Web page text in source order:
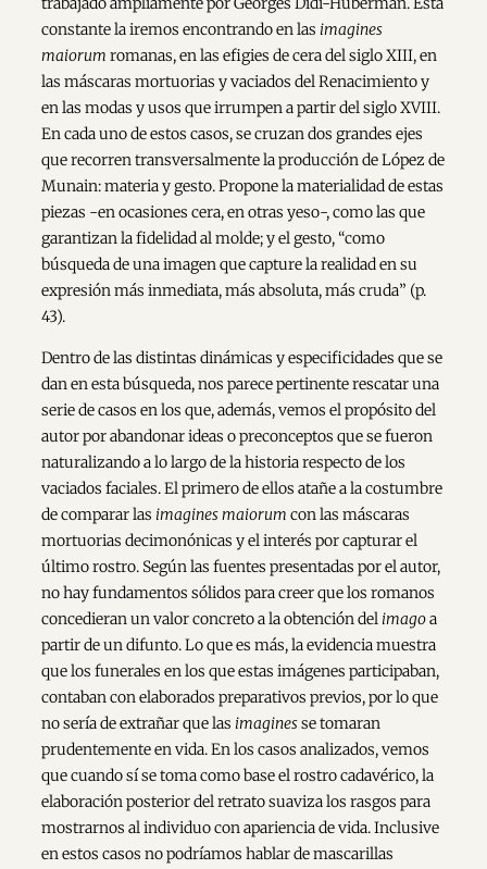
constante la iremos encontrando en las imagines
maiorum romanas, en las efigies de cera del siglo XIII, en
las máscaras mortuorias y vaciados del Renacimiento y
en las modas y usos que irrumpen a partir del siglo XVIII.
En cada uno de estos casos, se cruzan dos grandes ejes
que recorren transversalmente la producción de López de
Munain: materia y gesto. Propone la materialidad de estas
piezas -en ocasiones cera, en otras yeso-, como las que
garantizan la fidelidad al molde; y el gesto, “como
búsqueda de una imagen que capture la realidad en su
expresión más inmediata, más absoluta, más cruda” (p.
43).
Dentro de las distintas dinámicas y especificidades que se
dan en esta búsqueda, nos parece pertinente rescatar una
serie de casos en los que, además, vemos el propósito del
autor por abandonar ideas o preconceptos que se fueron
naturalizando a lo largo de la historia respecto de los
vaciados faciales. El primero de ellos atañe a la costumbre
de comparar las imagines maiorum con las máscaras
mortuorias decimonónicas y el interés por capturar el
último rostro. Según las fuentes presentadas por el autor,
no hay fundamentos sólidos para creer que los romanos
concedieran un valor concreto a la obtención del imagoa
partir de un difunto. Lo que es más, la evidencia muestra
que los funerales en los que estas imágenes participaban,
contaban con elaborados preparativos previos, por lo que
no sería de extrañar que las imaginesse tomaran
prudentemente en vida. En los casos analizados, vemos
que cuando sí se toma como base el rostro cadavérico, la
elaboración posterior del retrato suaviza los rasgos para
mostrarnos al individuo con apariencia de vida. Inclusive
en estos casos no podríamos hablar de mascarillas